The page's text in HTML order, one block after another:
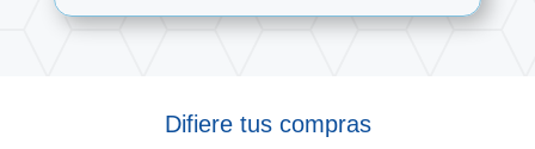
Difiere tus compras